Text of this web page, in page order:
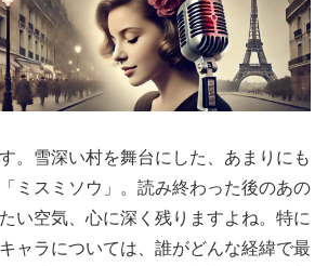
。雪深い村を舞台にした、あまりにも
ミスミソウ」。読み終わった後のあの
い空気、心に深く残りますよね。特に
ャラについては、誰がどんな経緯で最